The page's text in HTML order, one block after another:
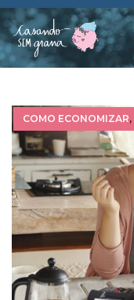
COMO ECONOMIZAR,